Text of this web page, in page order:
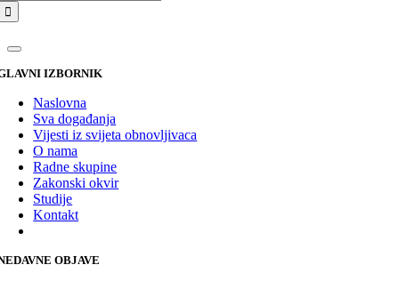
IZBORNIK
Naslovna
Sva događanja
Vijesti iz svijeta obnovljivaca
O nama
Radne skupine
Zakonski okvir
Studije
Kontakt
OBJAVE